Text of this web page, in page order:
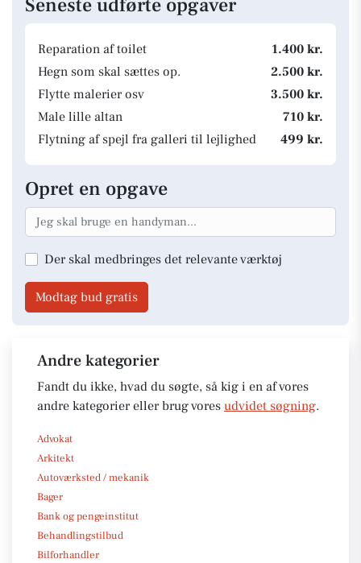
Seneste udførte opgaver
Reparation af toilet
1.400 kr.
Hegn som skal sættes op.
2.500 kr.
Flytte malerier osv
3.500 kr.
Male lille altan
710 kr.
Flytning af spejl fra galleri til lejlighed
499 kr.
Opret en opgave
Der skal medbringes det relevante værktøj
Modtag bud gratis
Andre kategorier
Fandt du ikke, hvad du søgte, så kig i en af vores
andre kategorier eller brug vores udvidet søgning.
Advokat
Arkitekt
Autoværksted / mekanik
Bager
Bank og pengeinstitut
Behandlingstilbud
Bilforhandler